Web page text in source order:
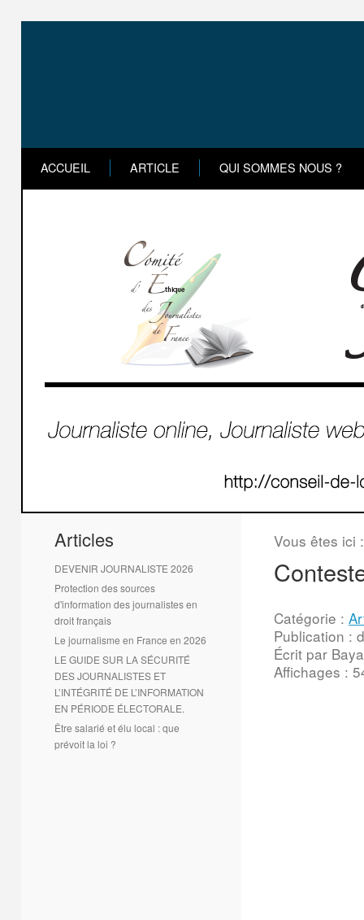
ACCUEIL ARTICLE QUI SOMMES NOUS ?
1 2
Articles
DEVENIR JOURNALISTE 2026
Protection des sources
d'information des journalistes en
droit français
Le journalisme en France en 2026
LE GUIDE SUR LA SÉCURITÉ
DES JOURNALISTES ET
L’INTÉGRITÉ DE L’INFORMATION
EN PÉRIODE ÉLECTORALE.
Être salarié et élu local : que
prévoit la loi ?
Vous êtes ici
Catégorie :
Publication :
Écrit par
Affichages :